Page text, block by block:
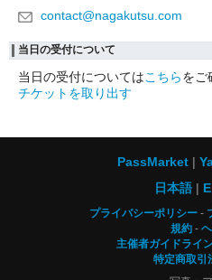
contact@nagakutsu.com
当日の受付について
当日の受付についてはこちらをご
チケットを取り出す
PassMarket
日本語
プライバシーポリシー
規約
主催者ガイドライ
特定商取引